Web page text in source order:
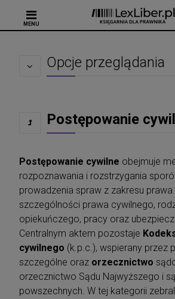
MENU
Opcje przeglądania
Postępowanie
Postępowanie cywilne obejmuje
rozpoznawania i rozstrzygania
prowadzenia spraw z zakresu
szczególności prawa cywilnego,
opiekuńczego, pracy oraz
Centralnym aktem pozostaje
cywilnego (k.p.c.), wspierany przez
szczególne oraz orzecznictwo
orzecznictwo Sądu Najwyższego i
powszechnych. W tej kategorii